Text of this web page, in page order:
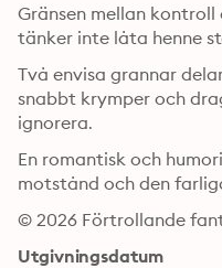
Gränsen mellan kontroll
tänker inte låta henne
Två envisa grannar
snabbt krymper och
ignorera.
En romantisk och
motstånd och den
© 2026 Förtrollande
Utgivningsdatum